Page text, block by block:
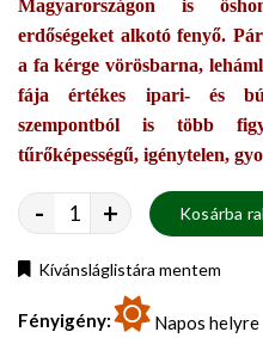
Magyarországon is
erdőségeket alkotó fenyő.
a fa kérge vörösbarna,
fája értékes ipari- és
szempontból is több
tűrőképességű, igénytelen,
- + Kosárba
Kívánsláglistára mentem
Fényigény: Napos helyre